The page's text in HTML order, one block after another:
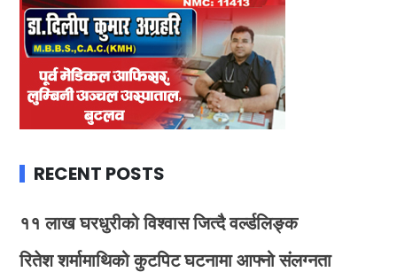
RECENT POSTS
११ लाख घरधुरीको विश्वास जित्दै वर्ल्डलिङ्क
रितेश शर्मामाथिको कुटपिट घटनामा आफ्नो संलग्नता